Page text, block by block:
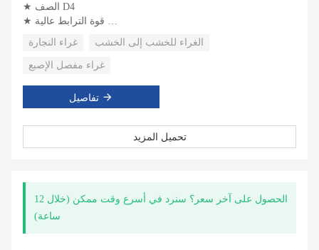
★ الصف D4
غراء النجارة الغراء للخشب إلى الخشب
غراء مفصل الإصبع
تفاصيل
تحميل المزيد
الحصول على آخر سعر؟ سنرد في أسرع وقت ممكن (خلال 12
ساعة)